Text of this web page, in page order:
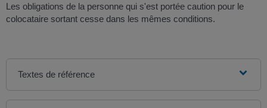
Les obligations de la personne qui s'est portée caution pour le
colocataire sortant cesse dans les mêmes conditions.
Textes de référence